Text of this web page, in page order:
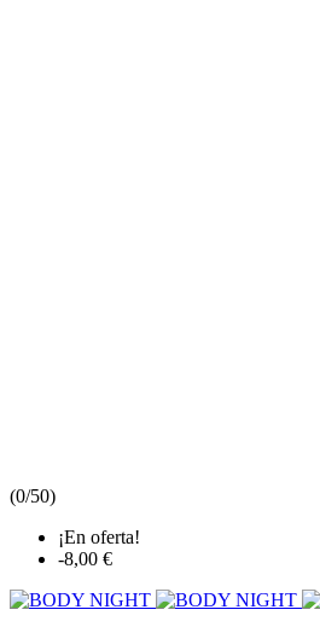
(0/50)
¡En oferta!
-8,00 €